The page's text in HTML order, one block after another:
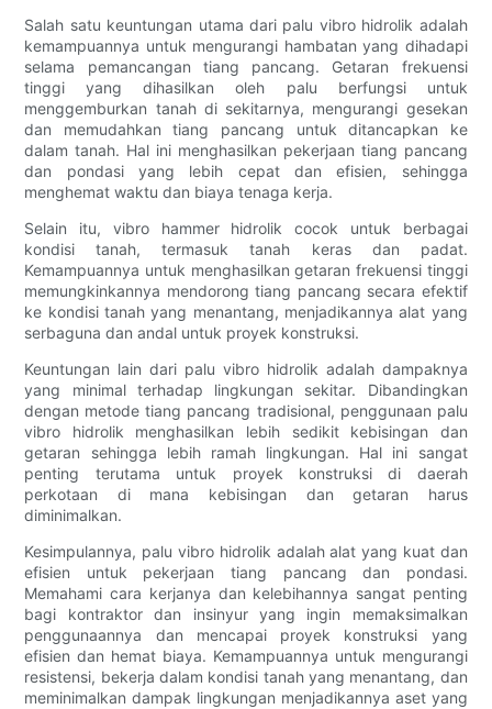
Salah satu keuntungan utama dari palu vibro hidrolik adalah
kemampuannya untuk mengurangi hambatan yang dihadapi
selama pemancangan tiang pancang. Getaran frekuensi
tinggi yang dihasilkan oleh palu berfungsi untuk
menggemburkan tanah di sekitarnya, mengurangi gesekan
dan memudahkan tiang pancang untuk ditancapkan ke
dalam tanah. Hal ini menghasilkan pekerjaan tiang pancang
dan pondasi yang lebih cepat dan efisien, sehingga
menghemat waktu dan biaya tenaga kerja.
Selain itu, vibro hammer hidrolik cocok untuk berbagai
kondisi tanah, termasuk tanah keras dan padat.
Kemampuannya untuk menghasilkan getaran frekuensi tinggi
memungkinkannya mendorong tiang pancang secara efektif
ke kondisi tanah yang menantang, menjadikannya alat yang
serbaguna dan andal untuk proyek konstruksi.
Keuntungan lain dari palu vibro hidrolik adalah dampaknya
yang minimal terhadap lingkungan sekitar. Dibandingkan
dengan metode tiang pancang tradisional, penggunaan palu
vibro hidrolik menghasilkan lebih sedikit kebisingan dan
getaran sehingga lebih ramah lingkungan. Hal ini sangat
penting terutama untuk proyek konstruksi di daerah
perkotaan di mana kebisingan dan getaran harus
diminimalkan.
Kesimpulannya, palu vibro hidrolik adalah alat yang kuat dan
efisien untuk pekerjaan tiang pancang dan pondasi.
Memahami cara kerjanya dan kelebihannya sangat penting
bagi kontraktor dan insinyur yang ingin memaksimalkan
penggunaannya dan mencapai proyek konstruksi yang
efisien dan hemat biaya. Kemampuannya untuk mengurangi
resistensi, bekerja dalam kondisi tanah yang menantang, dan
meminimalkan dampak lingkungan menjadikannya aset yang